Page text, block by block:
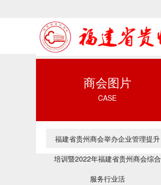
商会图片
CASE
福建省贵州商会举办企业管理提升
培训暨2022年福建省贵州商会综合
服务行业活